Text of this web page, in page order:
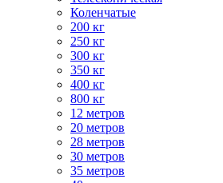
Коленчатые
200 кг
250 кг
300 кг
350 кг
400 кг
800 кг
12 метров
20 метров
28 метров
30 метров
35 метров